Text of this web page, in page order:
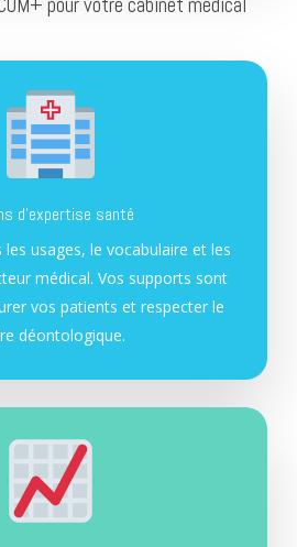
d’expertise santé
usages, le vocabulaire et les
médical. Vos supports sont
vos patients et respecter le
déontologique.